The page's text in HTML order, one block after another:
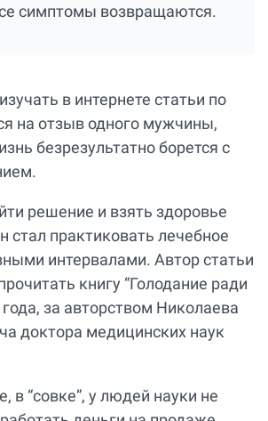
симптомы возвращаются.
в интернете статьи по
на отзыв одного мужчины,
безрезультатно борется с
решение и взять здоровье
стал практиковать лечебное
интервалами. Автор статьи
книгу “Голодание ради
за авторством Николаева
доктора медицинских наук
в “совке”, у людей науки не